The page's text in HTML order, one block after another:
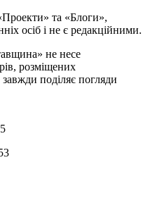
та «Блоги»,
осіб і не є редакційними.
не несе
розміщених
поділяє погляди